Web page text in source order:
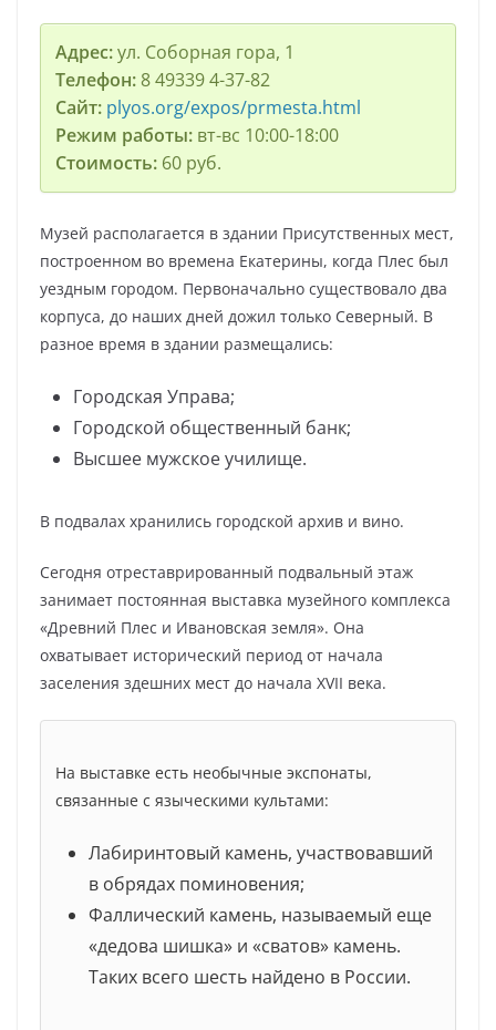
Адрес:ул. Соборная гора, 1
Телефон:8 49339 4-37-82
Сайт: plyos.org/expos/prmesta.html
Режим работы:вт-вс 10:00-18:00
Стоимость:60 руб.
Музей располагается в здании Присутственных мест,
построенном во времена Екатерины, когда Плес был
уездным городом. Первоначально существовало два
корпуса, до наших дней дожил только Северный. В
разное время в здании размещались:
Городская Управа;
Городской общественный банк;
Высшее мужское училище.
В подвалах хранились городской архив и вино.
Сегодня отреставрированный подвальный этаж
занимает постоянная выставка музейного комплекса
«Древний Плес и Ивановская земля». Она
охватывает исторический период от начала
заселения здешних мест до начала XVII века.
На выставке есть необычные экспонаты,
связанные с языческими культами:
Лабиринтовый камень, участвовавший
в обрядах поминовения;
Фаллический камень, называемый еще
«дедова шишка» и «сватов» камень.
Таких всего шесть найдено в России.